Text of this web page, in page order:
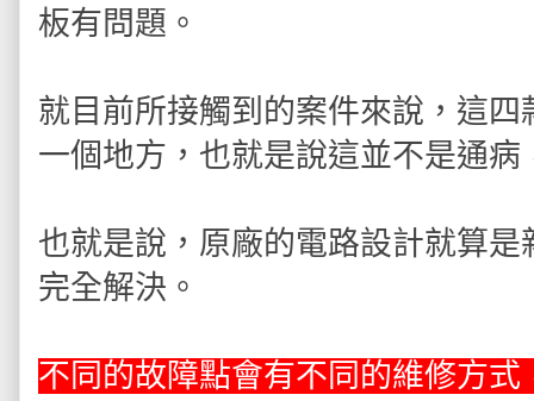
板有問題。
就目前所接觸到的案件來說，這
一個地方，也就是說這並不是通
也就是說，原廠的電路設計就算
完全解決。
不同的故障點會有不同的維修方